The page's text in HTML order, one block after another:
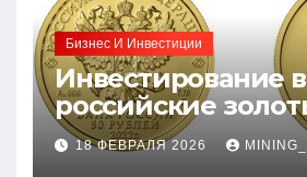
Бизнес И Инвестиции
Инвестирование в
российские
монеты:
руководство
18 ФЕВРАЛЯ 2026